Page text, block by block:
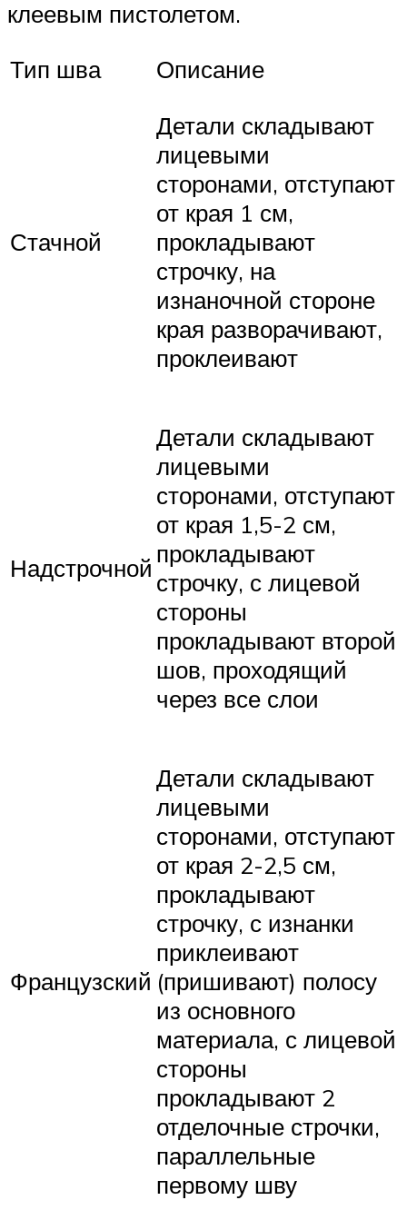
клеевым пистолетом.
Тип шва
Описание
Стачной
Детали складывают
лицевыми
сторонами, отступают
от края 1 см,
прокладывают
строчку, на
изнаночной стороне
края разворачивают,
проклеивают
Надстрочной
Детали складывают
лицевыми
сторонами, отступают
от края 1,5-2 см,
прокладывают
строчку, с лицевой
стороны
прокладывают второй
шов, проходящий
через все слои
Французский
Детали складывают
лицевыми
сторонами, отступают
от края 2-2,5 см,
прокладывают
строчку, с изнанки
приклеивают
(пришивают) полосу
из основного
материала, с лицевой
стороны
прокладывают 2
отделочные строчки,
параллельные
первому шву